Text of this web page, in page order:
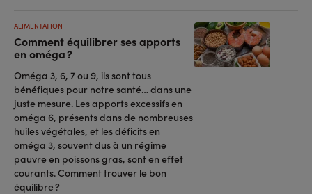
Comment équilibrer ses apports
en oméga ?
ALIMENTATION
Oméga 3, 6, 7 ou 9, ils sont tous
bénéfiques pour notre santé… dans une
juste mesure. Les apports excessifs en
oméga 6, présents dans de nombreuses
huiles végétales, et les déficits en
oméga 3, souvent dus à un régime
pauvre en poissons gras, sont en effet
courants. Comment trouver le bon
équilibre ?